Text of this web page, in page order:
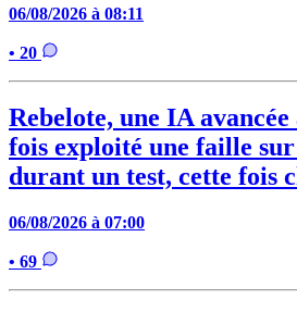
06/08/2026 à 08:11
• 20
Rebelote, une IA avancée
fois exploité une faille
durant un test, cette fois
06/08/2026 à 07:00
• 69